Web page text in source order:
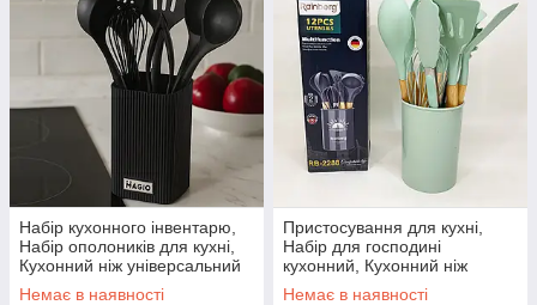
Набір кухонного інвентарю,
Набір ополоників для кухні,
Кухонний ніж універсальний
VA-90
Немає в наявності
Пристосування для кухні,
Набір для господині
кухонний, Кухонний ніж
універсальний RJ-61
Немає в наявності